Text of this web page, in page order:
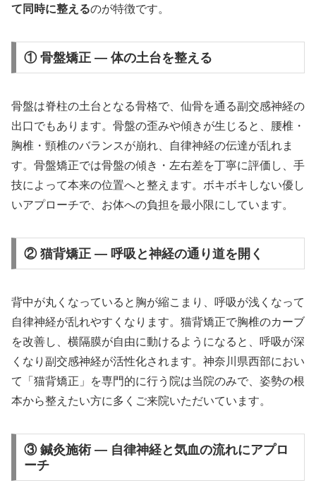
て同時に整えるのが特徴です。
① 骨盤矯正 — 体の土台を整える
骨盤は脊柱の土台となる骨格で、仙骨を通る副交感神経の
出口でもあります。骨盤の歪みや傾きが生じると、腰椎・
胸椎・頸椎のバランスが崩れ、自律神経の伝達が乱れま
す。骨盤矯正では骨盤の傾き・左右差を丁寧に評価し、手
技によって本来の位置へと整えます。ボキボキしない優し
いアプローチで、お体への負担を最小限にしています。
② 猫背矯正 — 呼吸と神経の通り道を開く
背中が丸くなっていると胸が縮こまり、呼吸が浅くなって
自律神経が乱れやすくなります。猫背矯正で胸椎のカーブ
を改善し、横隔膜が自由に動けるようになると、呼吸が深
くなり副交感神経が活性化されます。神奈川県西部におい
て「猫背矯正」を専門的に行う院は当院のみで、姿勢の根
本から整えたい方に多くご来院いただいています。
③ 鍼灸施術 — 自律神経と気血の流れにアプロ
ーチ